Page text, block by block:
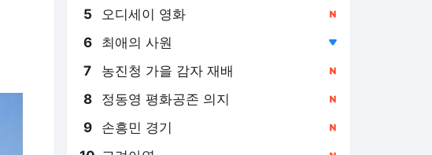
5 오디세이 영화
6 최애의 사원
7 농진청 가을 감자 재배
8 정동영 평화공존 의지
9 손흥민 경기